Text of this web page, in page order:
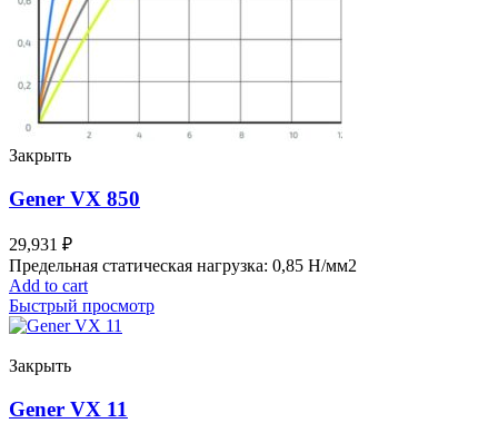
Закрыть
Gener VX 850
29,931 ₽
Предельная статическая нагрузка: 0,85 Н/мм2
Add to cart
Быстрый просмотр
Закрыть
Gener VX 11